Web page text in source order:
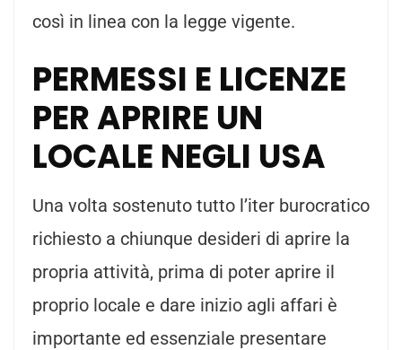
così in linea con la legge vigente.
PERMESSI E LICENZE
PER APRIRE UN
LOCALE NEGLI USA
Una volta sostenuto tutto l’iter burocratico
richiesto a chiunque desideri di aprire la
propria attività, prima di poter aprire il
proprio locale e dare inizio agli affari è
importante ed essenziale presentare